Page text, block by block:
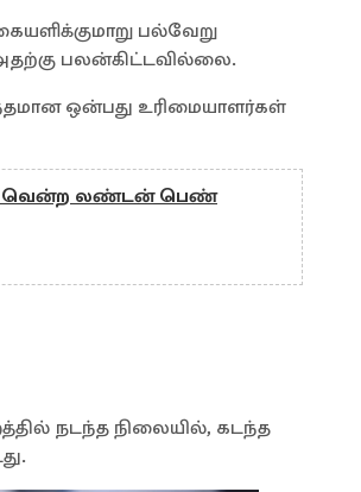
பல்வேறு
அதற்கு பலன்கிட்டவில்லை.
ஒன்பது உரிமையாளர்கள்
வென்ற லண்டன் பெண்
நடந்த நிலையில், கடந்த